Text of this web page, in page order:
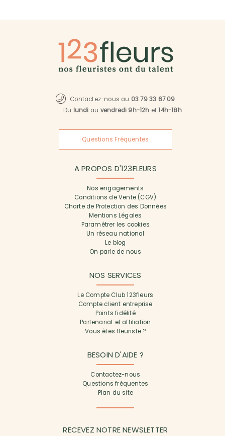
Contactez-nous au 03 79 33 67 09
Du lundi au vendredi 9h-12h et14h-18h
Questions Fréquentes
A PROPOS D'123FLEURS
Nos engagements
Conditions de Vente (CGV)
Charte de Protection des Données
Mentions Légales
Paramétrer les cookies
Un réseau national
Le blog
On parle de nous
NOS SERVICES
Le Compte Club 123fleurs
Compte client entreprise
Points fidélité
Partenariat et affiliation
Vous êtes fleuriste ?
BESOIN D'AIDE ?
Contactez-nous
Questions fréquentes
Plan du site
RECEVEZ NOTRE NEWSLETTER